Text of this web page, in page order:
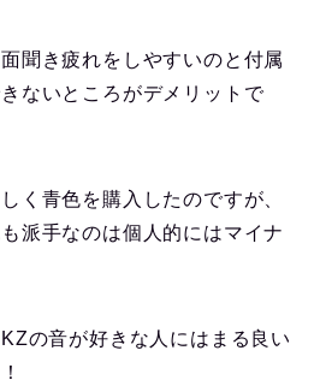
聞き疲れをしやすいのと付属
ないところがデメリットで
く青色を購入したのですが、
派手なのは個人的にはマイナ
の音が好きな人にはまる良い